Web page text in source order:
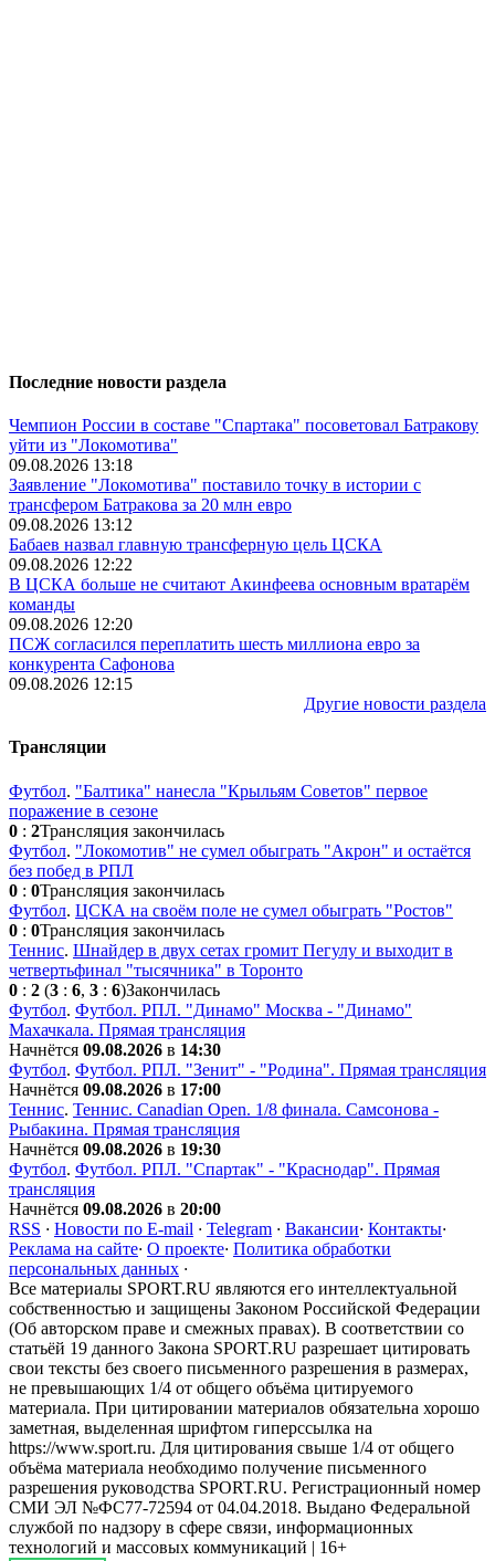
Последние новости раздела
Чемпион России в составе "Спартака" посоветовал Батракову
уйти из "Локомотива"
09.08.2026 13:18
Заявление "Локомотива" поставило точку в истории с
трансфером Батракова за 20 млн евро
09.08.2026 13:12
Бабаев назвал главную трансферную цель ЦСКА
09.08.2026 12:22
В ЦСКА больше не считают Акинфеева основным вратарём
команды
09.08.2026 12:20
ПСЖ согласился переплатить шесть миллиона евро за
конкурента Сафонова
09.08.2026 12:15
Другие новости раздела
Трансляции
Футбол. "Балтика" нанесла "Крыльям Советов" первое
поражение в сезоне
0 : 2Трансляция закончилась
Футбол. "Локомотив" не сумел обыграть "Акрон" и остаётся
без побед в РПЛ
0 : 0Трансляция закончилась
Футбол. ЦСКА на своём поле не сумел обыграть "Ростов"
0 : 0Трансляция закончилась
Теннис. Шнайдер в двух сетах громит Пегулу и выходит в
четвертьфинал "тысячника" в Торонто
0 : 2 (3 : 6, 3 : 6)Закончилась
Футбол. Футбол. РПЛ. "Динамо" Москва - "Динамо"
Махачкала. Прямая трансляция
Начнётся 09.08.2026 в 14:30
Футбол. Футбол. РПЛ. "Зенит" - "Родина". Прямая трансляция
Начнётся 09.08.2026 в 17:00
Теннис. Теннис. Сanadian Open. 1/8 финала. Самсонова -
Рыбакина. Прямая трансляция
Начнётся 09.08.2026 в 19:30
Футбол. Футбол. РПЛ. "Спартак" - "Краснодар". Прямая
трансляция
Начнётся 09.08.2026 в 20:00
RSS · Новости по E-mail · Telegram · Вакансии· Контакты·
Реклама на сайте· О проекте· Политика обработки
персональных данных ·
Все материалы SPORT.RU являются его интеллектуальной
собственностью и защищены Законом Российской Федерации
(Об авторском праве и смежных правах). В соответствии со
статьёй 19 данного Закона SPORT.RU разрешает цитировать
свои тексты без своего письменного разрешения в размерах,
не превышающих 1/4 от общего объёма цитируемого
материала. При цитировании материалов обязательна хорошо
заметная, выделенная шрифтом гиперссылка на
https://www.sport.ru. Для цитирования свыше 1/4 от общего
объёма материала необходимо получение письменного
разрешения руководства SPORT.RU. Регистрационный номер
СМИ ЭЛ №ФС77-72594 от 04.04.2018. Выдано Федеральной
службой по надзору в сфере связи, информационных
технологий и массовых коммуникаций | 16+